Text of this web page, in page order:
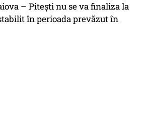
– Pitești nu se va finaliza la
în perioada prevăzut în